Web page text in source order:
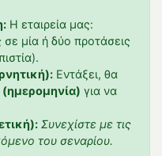
Η εταιρεία μας:
σε μία ή δύο προτάσεις
Εντάξει, θα
(ημερομηνία) για να
Συνεχίστε με τις
του σεναρίου.